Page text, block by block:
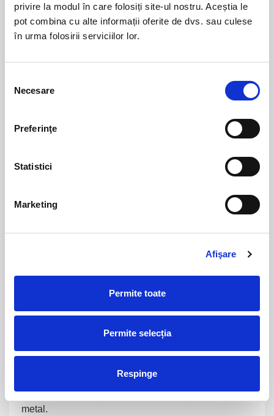
privire la modul în care folosiți site-ul nostru. Aceștia le
pot combina cu alte informații oferite de dvs. sau culese
în urma folosirii serviciilor lor.
consimțământului
Necesare
Preferinţe
Statistici
Marketing
Afişare
Permite toate
Permite selecția
Respinge
10 July 2022
EuroCS:GO – Finals (European Championship CS:GO)
El Nino Concert
Morgan Jay - La Dolce
Sala Palatului, Bucuresti
Summer Well 2026
MASTERS OF
1. Blackbriar - A Thousand Little Deaths Tour-
Blackbriar ajunge la București pe 27 septembrie,
pentru un concert la Quantic. Turneul promovează
cel mai nou album al formației, A Thousand Little
Deaths, un material ce explorează teme precum
iubirea, pierderea și moartea prin imagini cinematice,
versuri captivante și puternice sonorități symphonic
metal.